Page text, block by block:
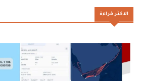
الاكثر قراءة